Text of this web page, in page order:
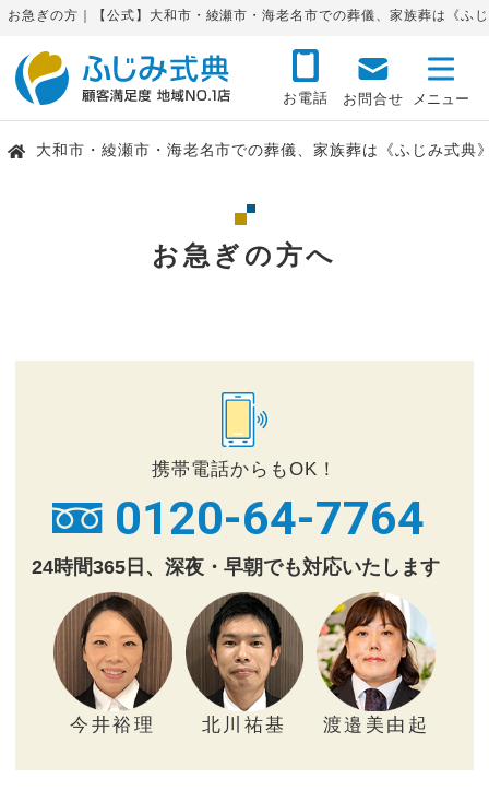
お急ぎの方｜【公式】大和市・綾瀬市・海老名市での葬儀、家族葬は《ふ
お電話 お問合せ
大和市・綾瀬市・海老名市での葬儀、家族葬は《ふじみ式典
お急ぎの方へ
携帯電話からもOK！
0120-64-7764
24時間365日、深夜・早朝でも対応いたします
今井裕理 北川祐基 渡邉美由起